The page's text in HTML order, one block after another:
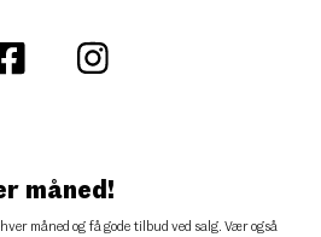
måned!
måned og få gode tilbud ved salg. Vær også